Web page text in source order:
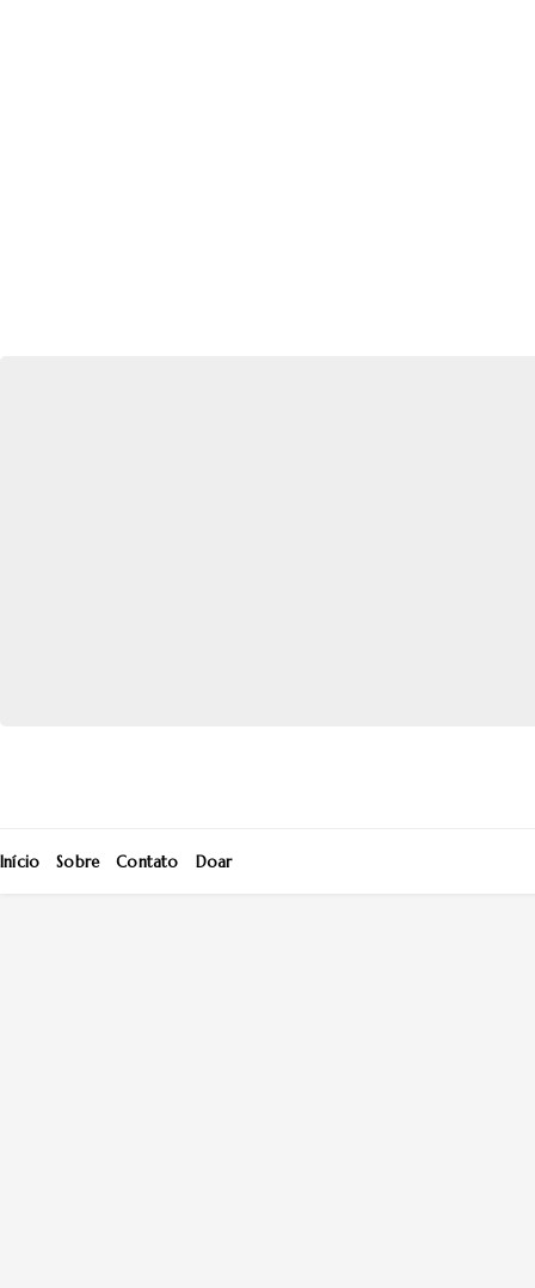
Início Sobre Contato Doar